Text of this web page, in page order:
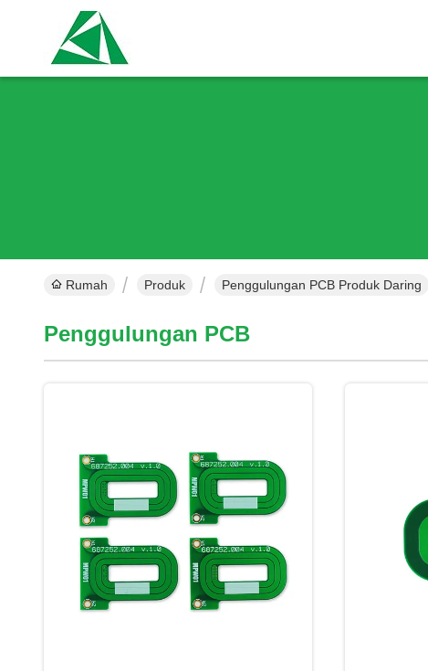
Rumah Produk Penggulungan PCB Produk Daring
Penggulungan PCB